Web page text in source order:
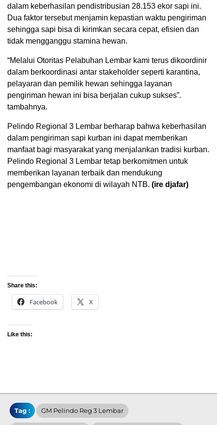
dalam keberhasilan pendistribusian 28.153 ekor sapi ini.
Dua faktor tersebut menjamin kepastian waktu pengiriman
sehingga sapi bisa di kirimkan secara cepat, efisien dan
tidak mengganggu stamina hewan.
“Melalui Otoritas Pelabuhan Lembar kami terus dikoordinir
dalam berkoordinasi antar stakeholder seperti karantina,
pelayaran dan pemilik hewan sehingga layanan
pengiriman hewan ini bisa berjalan cukup sukses”.
tambahnya.
Pelindo Regional 3 Lembar berharap bahwa keberhasilan
dalam pengiriman sapi kurban ini dapat memberikan
manfaat bagi masyarakat yang menjalankan tradisi kurban.
Pelindo Regional 3 Lembar tetap berkomitmen untuk
memberikan layanan terbaik dan mendukung
pengembangan ekonomi di wilayah NTB. (ire djafar)
Share this:
Facebook X
Like this:
Tag : GM Pelindo Reg 3 Lembar